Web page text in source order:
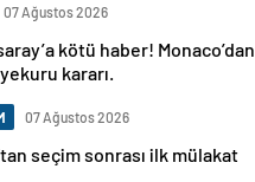
07 Ağustos 2026
kötü haber! Monaco’dan
kararı.
07 Ağustos 2026
seçim sonrası ilk mülakat